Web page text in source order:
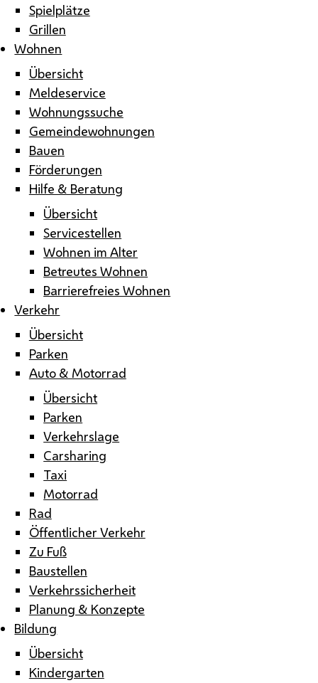
Spielplätze
Grillen
Wohnen
Übersicht
Meldeservice
Wohnungssuche
Gemeindewohnungen
Bauen
Förderungen
Hilfe & Beratung
Übersicht
Servicestellen
Wohnen im Alter
Betreutes Wohnen
Barrierefreies Wohnen
Verkehr
Übersicht
Parken
Auto & Motorrad
Übersicht
Parken
Verkehrslage
Carsharing
Taxi
Motorrad
Rad
Öffentlicher Verkehr
Zu Fuß
Baustellen
Verkehrssicherheit
Planung & Konzepte
Bildung
Übersicht
Kindergarten